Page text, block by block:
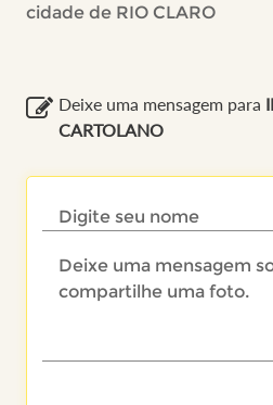
cidade de RIO CLARO
Deixe uma mensagem para
CARTOLANO